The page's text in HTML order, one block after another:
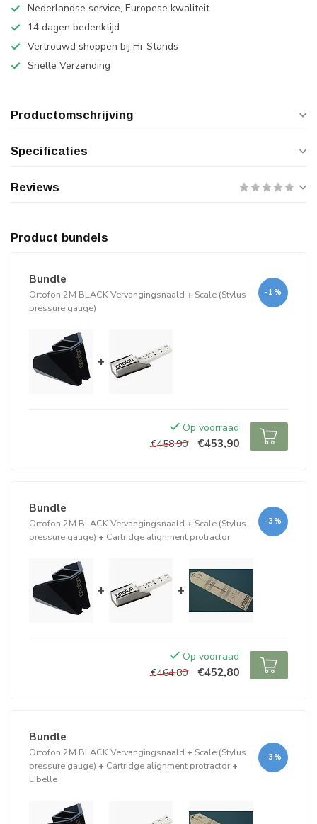
Nederlandse service, Europese kwaliteit
14 dagen bedenktijd
Vertrouwd shoppen bij Hi-Stands
Snelle Verzending
Productomschrijving
Specificaties
Reviews
Product bundels
Bundle
Ortofon 2M BLACK Vervangingsnaald + Scale (Stylus
pressure gauge)
-1%
+
Op voorraad
€458,90
€453,90
Bundle
Ortofon 2M BLACK Vervangingsnaald + Scale (Stylus
pressure gauge) + Cartridge alignment protractor
-3%
+ +
Op voorraad
€464,80
€452,80
Bundle
Ortofon 2M BLACK Vervangingsnaald + Scale (Stylus
pressure gauge) + Cartridge alignment protractor +
Libelle
-3%